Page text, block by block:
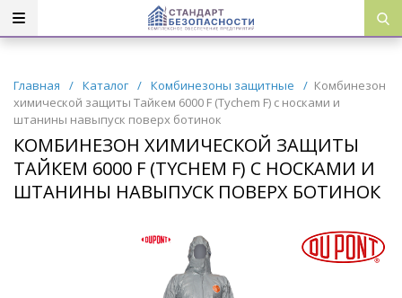
Главная / Каталог / Комбинезоны защитные / Комбинезон
химической защиты Тайкем 6000 F (Tychem F) с носками и
штанины навыпуск поверх ботинок
КОМБИНЕЗОН ХИМИЧЕСКОЙ ЗАЩИТЫ
ТАЙКЕМ 6000 F (TYCHEM F) С НОСКАМИ И
ШТАНИНЫ НАВЫПУСК ПОВЕРХ БОТИНОК